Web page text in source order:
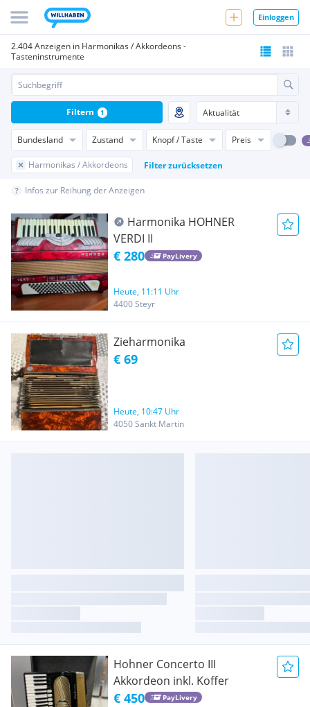
Einloggen
2.404 Anzeigen in Harmonikas / Akkordeons -
Tasteninstrumente
Bundesland Zustand Knopf / Taste Preis
Harmonikas / Akkordeons Filter zurücksetzen
Filtern 1
Infos zur Reihung der Anzeigen
Harmonika HOHNER
VERDI II
€ 280 PayLivery
Heute, 11:11 Uhr
4400 Steyr
Zieharmonika
€ 69
Heute, 10:47 Uhr
4050 Sankt Martin
Hohner Concerto III
Akkordeon inkl. Koffer
€ 450 PayLivery